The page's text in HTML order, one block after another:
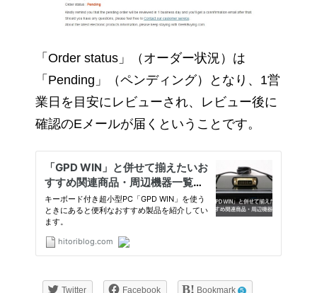
「Order status」（オーダー状況）は
「Pending」（ペンディング）となり、1営
業日を目安にレビューされ、レビュー後に
確認のEメールが届くということです。
Twitter Facebook Bookmark 5